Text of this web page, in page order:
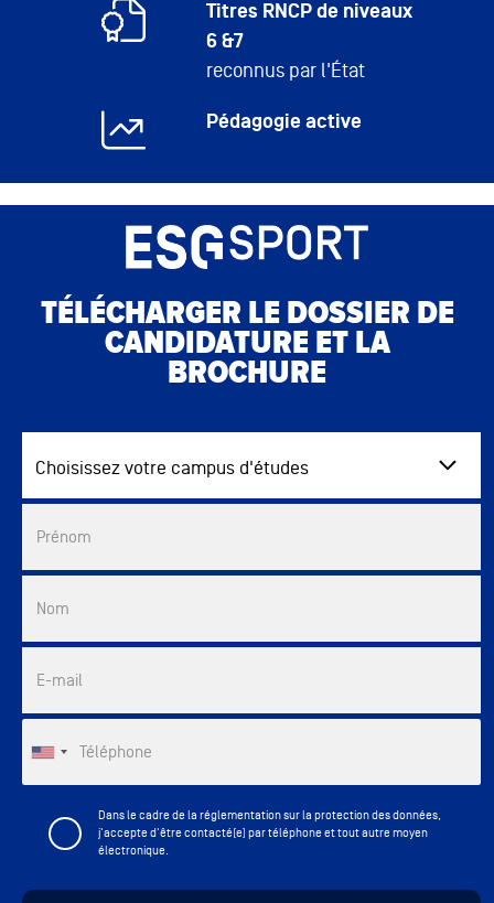
Titres RNCP de niveaux
6 &7
reconnus par l'État
Pédagogie active
TÉLÉCHARGER LE DOSSIER DE
CANDIDATURE ET LA
BROCHURE
Choisissez votre campus d'études
Prénom
Nom
E-mail
Téléphone
Dans le cadre de la réglementation sur la protection des données,
j'accepte d'être contacté(e) par téléphone et tout autre moyen
électronique.